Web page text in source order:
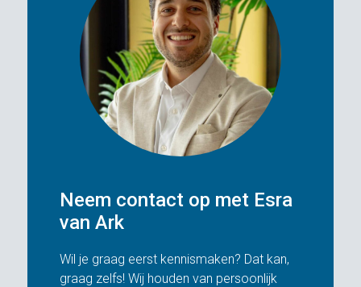
Neem contact op met Esra
van Ark
Wil je graag eerst kennismaken? Dat kan,
graag zelfs! Wij houden van persoonlijk